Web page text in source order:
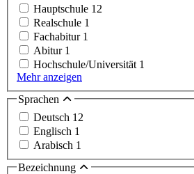
Hauptschule 12
Realschule 1
Fachabitur 1
Abitur 1
Hochschule/Universität 1
Mehr anzeigen
Sprachen
Deutsch 12
Englisch 1
Arabisch 1
Bezeichnung